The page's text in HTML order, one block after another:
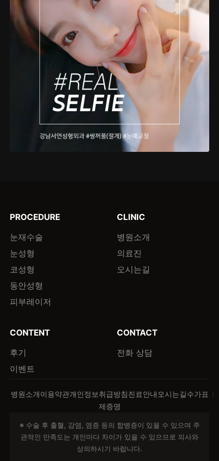
PROCEDURE
눈재수술
눈성형
코성형
동안성형
피부레이저
CLINIC
병원소개
의료진
오시는길
CONTENT
후기
이벤트
CONTACT
전화 상담
병원소개이용약관개인정보취급방침진료안내오시는길수가표
제증명
※ 수술 후 출혈, 감염, 염증 등의 합병증이 있을 수 있으며 주
관적인 만족도는 개인마다 차이가 있을 수 있으므로 의사와
상의하시기 바랍니다.